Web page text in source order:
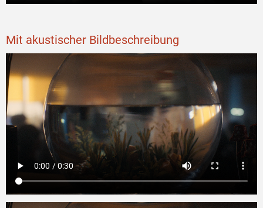
Mit akustischer Bildbeschreibung